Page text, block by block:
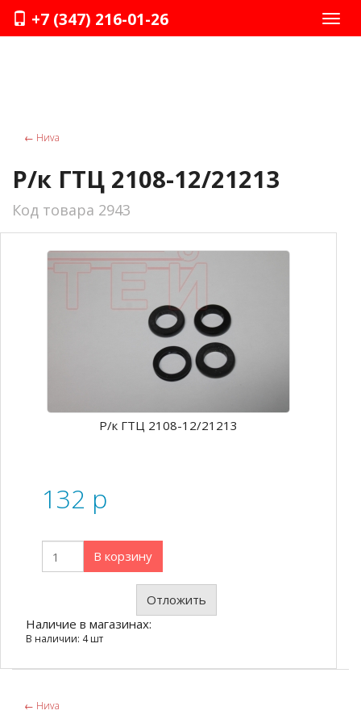
+7 (347) 216-01-26
← Ниvа
Р/к ГТЦ 2108-12/21213
Код товара 2943
Р/к ГТЦ 2108-12/21213
132 p
В корзину
Отложить
Наличие в магазинах:
В наличии: 4 шт
← Ниvа